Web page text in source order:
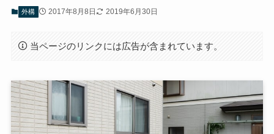
外構 2017年8月8日 2019年6月30日
当ページのリンクには広告が含まれています。